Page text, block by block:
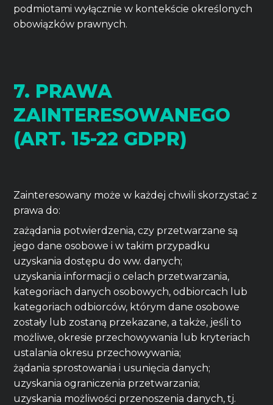
podmiotami wyłącznie w kontekście określonych
obowiązków prawnych.
7. PRAWA
ZAINTERESOWANEGO
(ART. 15-22 GDPR)
Zainteresowany może w każdej chwili skorzystać z
prawa do:
zażądania potwierdzenia, czy przetwarzane są
jego dane osobowe i w takim przypadku
uzyskania dostępu do ww. danych;
uzyskania informacji o celach przetwarzania,
kategoriach danych osobowych, odbiorcach lub
kategoriach odbiorców, którym dane osobowe
zostały lub zostaną przekazane, a także, jeśli to
możliwe, okresie przechowywania lub kryteriach
ustalania okresu przechowywania;
żądania sprostowania i usunięcia danych;
uzyskania ograniczenia przetwarzania;
uzyskania możliwości przenoszenia danych, tj.